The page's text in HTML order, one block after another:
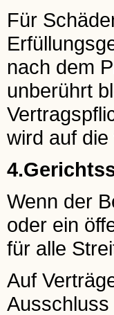
Für
nach dem
unberührt
wird auf
Wenn der
oder ein
für alle
Auf